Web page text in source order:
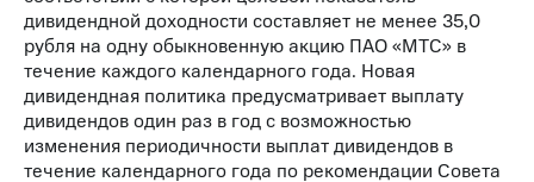
дивидендной доходности составляет не менее 35,0
рубля на одну обыкновенную акцию ПАО «МТС» в
течение каждого календарного года. Новая
дивидендная политика предусматривает выплату
дивидендов один раз в год с возможностью
изменения периодичности выплат дивидендов в
течение календарного года по рекомендации Совета